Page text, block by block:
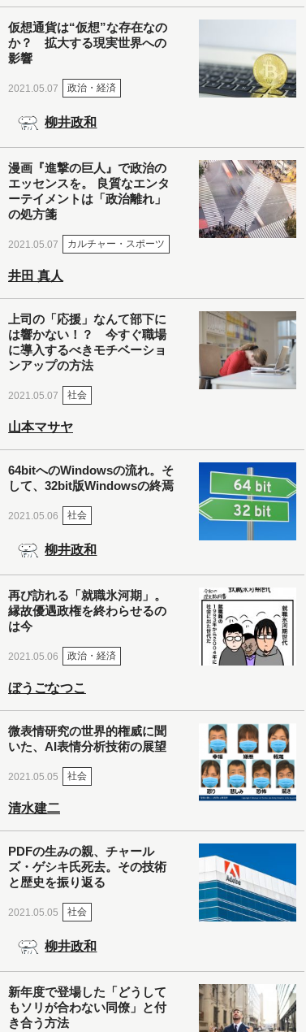
仮想通貨は“仮想”な存在なの
か？ 拡大する現実世界への
影響
2021.05.07 政治・経済
柳井政和
漫画『進撃の巨人』で政治の
エッセンスを。 良質なエンタ
ーテイメントは「政治離れ」
の処方箋
2021.05.07 カルチャー・スポーツ
井田 真人
上司の「応援」なんて部下に
は響かない！？ 今すぐ職場
に導入するべきモチベーショ
ンアップの方法
2021.05.07 社会
山本マサヤ
64bitへのWindowsの流れ。そ
して、32bit版Windowsの終焉
2021.05.06 社会
柳井政和
再び訪れる「就職氷河期」。
縁故優遇政権を終わらせるの
は今
2021.05.06 政治・経済
ぼうごなつこ
微表情研究の世界的権威に聞
いた、AI表情分析技術の展望
2021.05.05 社会
清水建二
PDFの生みの親、チャール
ズ・ゲシキ氏死去。その技術
と歴史を振り返る
2021.05.05 社会
柳井政和
新年度で登場した「どうして
もソリが合わない同僚」と付
き合う方法